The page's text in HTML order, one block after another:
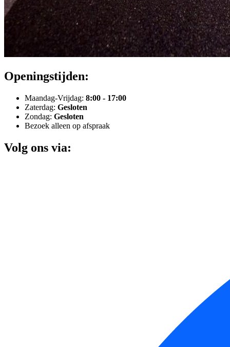
Openingstijden:
Maandag-Vrijdag: 8:00 - 17:00
Zaterdag: Gesloten
Zondag: Gesloten
Bezoek alleen op afspraak
Volg ons via: